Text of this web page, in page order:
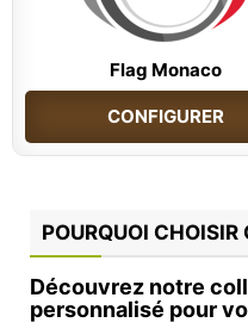
Flag Monaco
CONFIGURER
POURQUOI CHOISIR
Découvrez notre
personnalisé pour